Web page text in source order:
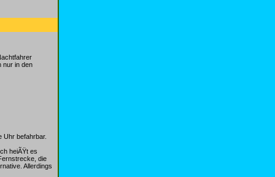
nur in den
Uhr befahrbar.
heiÃŸt es
die
Allerdings